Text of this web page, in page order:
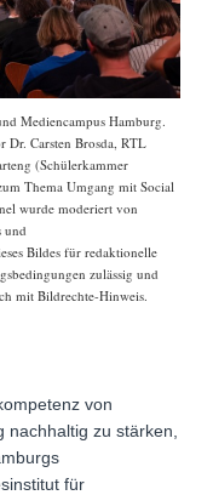
Mediencampus Hamburg.
Carsten Brosda, RTL
(Schülerkammer
Thema Umgang mit Social
wurde moderiert von
und
Bildes für redaktionelle
zulässig und
mit Bildrechte-Hinweis.
von
zu stärken,
für